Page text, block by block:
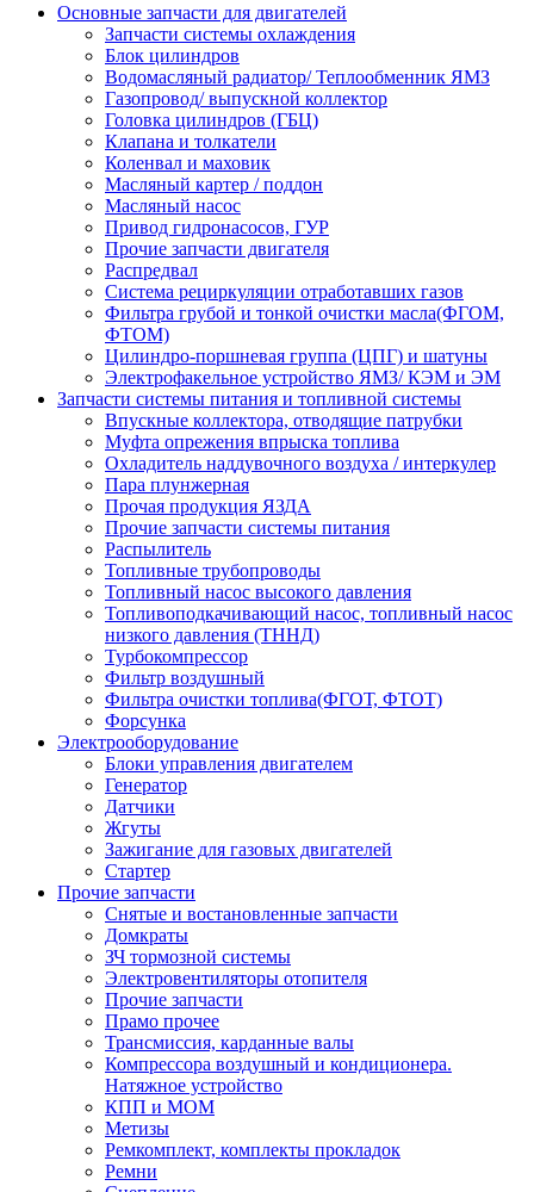
Основные запчасти для двигателей
Запчасти системы охлаждения
Блок цилиндров
Водомасляный радиатор/ Теплообменник ЯМЗ
Газопровод/ выпускной коллектор
Головка цилиндров (ГБЦ)
Клапана и толкатели
Коленвал и маховик
Масляный картер / поддон
Масляный насос
Привод гидронасосов, ГУР
Прочие запчасти двигателя
Распредвал
Система рециркуляции отработавших газов
Фильтра грубой и тонкой очистки масла(ФГОМ,
ФТОМ)
Цилиндро-поршневая группа (ЦПГ) и шатуны
Электрофакельное устройство ЯМЗ/ КЭМ и ЭМ
Запчасти системы питания и топливной системы
Впускные коллектора, отводящие патрубки
Муфта опрежения впрыска топлива
Охладитель наддувочного воздуха / интеркулер
Пара плунжерная
Прочая продукция ЯЗДА
Прочие запчасти системы питания
Распылитель
Топливные трубопроводы
Топливный насос высокого давления
Топливоподкачивающий насос, топливный насос
низкого давления (ТННД)
Турбокомпрессор
Фильтр воздушный
Фильтра очистки топлива(ФГОТ, ФТОТ)
Форсунка
Электрооборудование
Блоки управления двигателем
Генератор
Датчики
Жгуты
Зажигание для газовых двигателей
Стартер
Прочие запчасти
Снятые и востановленные запчасти
Домкраты
ЗЧ тормозной системы
Электровентиляторы отопителя
Прочие запчасти
Прамо прочее
Трансмиссия, карданные валы
Компрессора воздушный и кондиционера.
Натяжное устройство
КПП и МОМ
Метизы
Ремкомплект, комплекты прокладок
Ремни